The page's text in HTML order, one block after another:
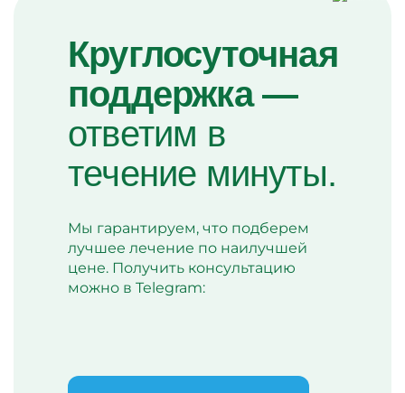
Круглосуточная
поддержка —
ответим в
течение минуты.
Мы гарантируем, что подберем
лучшее лечение по наилучшей
цене. Получить консультацию
можно в Telegram: